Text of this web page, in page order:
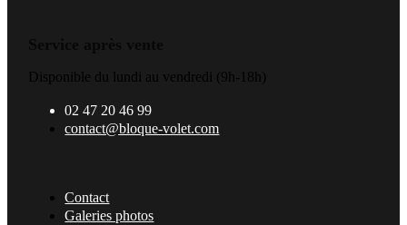
Disponible du lundi au vendredi (9h-18h)
02 47 20 46 99
contact@bloque-volet.com
Contact
Galeries photos